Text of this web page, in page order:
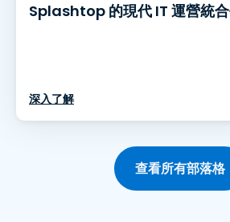
Splashtop 的現代 IT 運營統
深入了解
查看所有部落格